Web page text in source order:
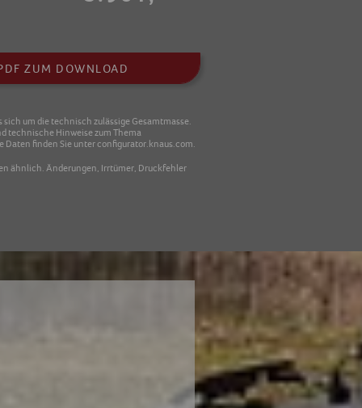
ZUM DOWNLOAD
um die technisch zulässige Gesamtmasse.
technische Hinweise zum Thema
Daten finden Sie unter configurator.knaus.com.
ähnlich. Änderungen, Irrtümer, Druckfehler